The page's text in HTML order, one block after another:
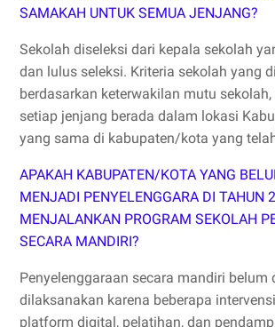
SAMAKAH UNTUK SEMUA JENJANG?
Sekolah diseleksi dari kepala sekolah
dan lulus seleksi. Kriteria sekolah yang
berdasarkan keterwakilan mutu
setiap jenjang berada dalam lokasi
yang sama di kabupaten/kota yang
APAKAH KABUPATEN/KOTA YANG
MENJADI PENYELENGGARA DI TAHUN
MENJALANKAN PROGRAM SEKOLAH
SECARA MANDIRI?
Penyelenggaraan secara mandiri belum
dilaksanakan karena beberapa
platform digital, pelatihan, dan